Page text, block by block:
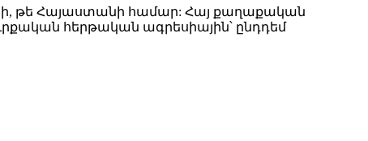
թե Հայաստանի համար: Հայ քաղաքական
հերթական ագրեսիային՝ ընդդեմ